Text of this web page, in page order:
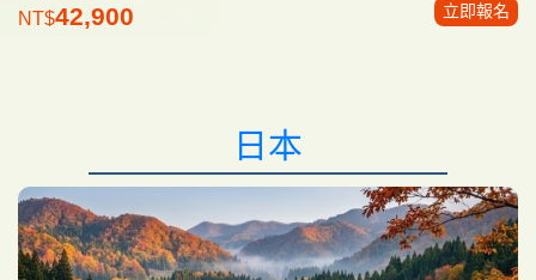
NT$42,900 立即報名
日本